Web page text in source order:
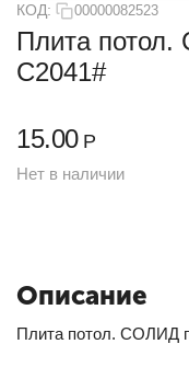
КОД: 00000082523
Плита
С2041#
15.00 Р
Нет в наличии
Описание
Плита потол. СОЛИД